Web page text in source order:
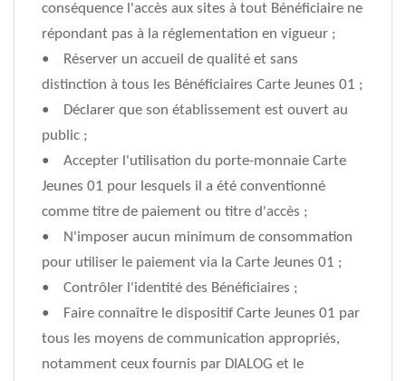
conséquence l'accès aux sites à tout Bénéficiaire ne
répondant pas à la réglementation en vigueur ;
• Réserver un accueil de qualité et sans
distinction à tous les Bénéficiaires Carte Jeunes 01 ;
• Déclarer que son établissement est ouvert au
public ;
• Accepter l'utilisation du porte-monnaie Carte
Jeunes 01 pour lesquels il a été conventionné
comme titre de paiement ou titre d'accès ;
• N'imposer aucun minimum de consommation
pour utiliser le paiement via la Carte Jeunes 01 ;
• Contrôler l'identité des Bénéficiaires ;
• Faire connaître le dispositif Carte Jeunes 01 par
tous les moyens de communication appropriés,
notamment ceux fournis par DIALOG et le